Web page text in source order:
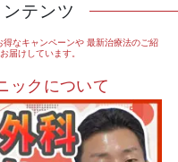
テンツ
得なキャンペーンや最新治療法のご紹
届けしています。
ックについて